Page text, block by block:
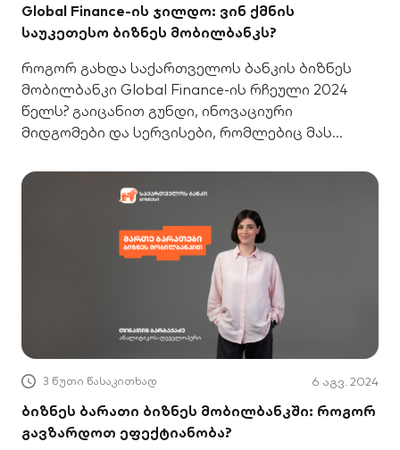
Global Finance-ის ჯილდო: ვინ ქმნის
საუკეთესო ბიზნეს მობილბანკს?
როგორ გახდა საქართველოს ბანკის ბიზნეს
მობილბანკი Global Finance-ის რჩეული 2024
წელს? გაიცანით გუნდი, ინოვაციური
მიდგომები და სერვისები, რომლებიც მას
3 წუთი წასაკითხად 6 აგვ. 2024
ბიზნეს ბარათი ბიზნეს მობილბანკში: როგორ
გავზარდოთ ეფექტიანობა?